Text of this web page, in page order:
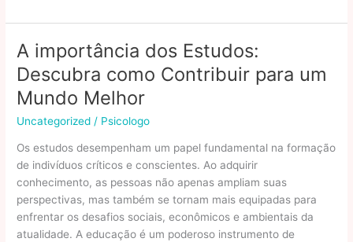
Melhor
De
Mudanças
Do
A importância dos Estudos:
Descubra como Contribuir para um
Mundo Melhor
Uncategorized / Psicologo
Os estudos desempenham um papel fundamental na formação
de indivíduos críticos e conscientes. Ao adquirir
conhecimento, as pessoas não apenas ampliam suas
perspectivas, mas também se tornam mais equipadas para
enfrentar os desafios sociais, econômicos e ambientais da
atualidade. A educação é um poderoso instrumento de